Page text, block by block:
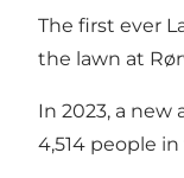
The first ever
the lawn at
In 2023, a
4,514 people